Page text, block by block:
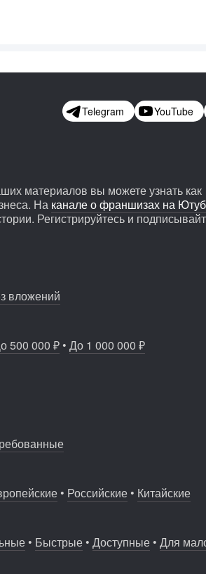
Telegram YouTube
материалов вы можете узнать как
На канале о франшизах на
Регистрируйтесь и
вложений
500 000 ₽ • До 1 000 000 ₽
• Российские • Китайские
• Быстрые • Доступные • Для